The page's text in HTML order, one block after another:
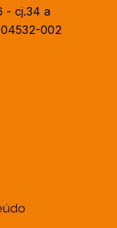
- cj.34 a
002